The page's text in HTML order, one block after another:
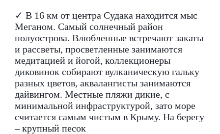
✓ В 16 км от центра Судака находится мыс
Меганом. Самый солнечный район
полуострова. Влюбленные встречают закаты
и рассветы, просветленные занимаются
медитацией и йогой, коллекционеры
диковинок собирают вулканическую гальку
разных цветов, аквалангисты занимаются
дайвингом. Местные пляжи дикие, с
минимальной инфраструктурой, зато море
считается самым чистым в Крыму. На берегу
– крупный песок